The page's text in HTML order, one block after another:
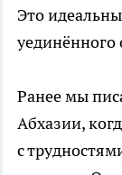
Это
Ранее мы
Абхазии,
с